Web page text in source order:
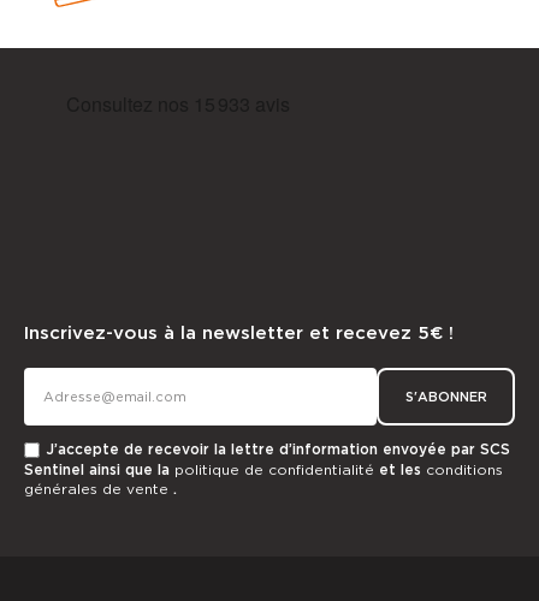
Inscrivez-vous à la newsletter et recevez 5€ !
S'ABONNER
J’accepte de recevoir la lettre d’information envoyée par SCS
Sentinel ainsi que la politique de confidentialité et les conditions
générales de vente .